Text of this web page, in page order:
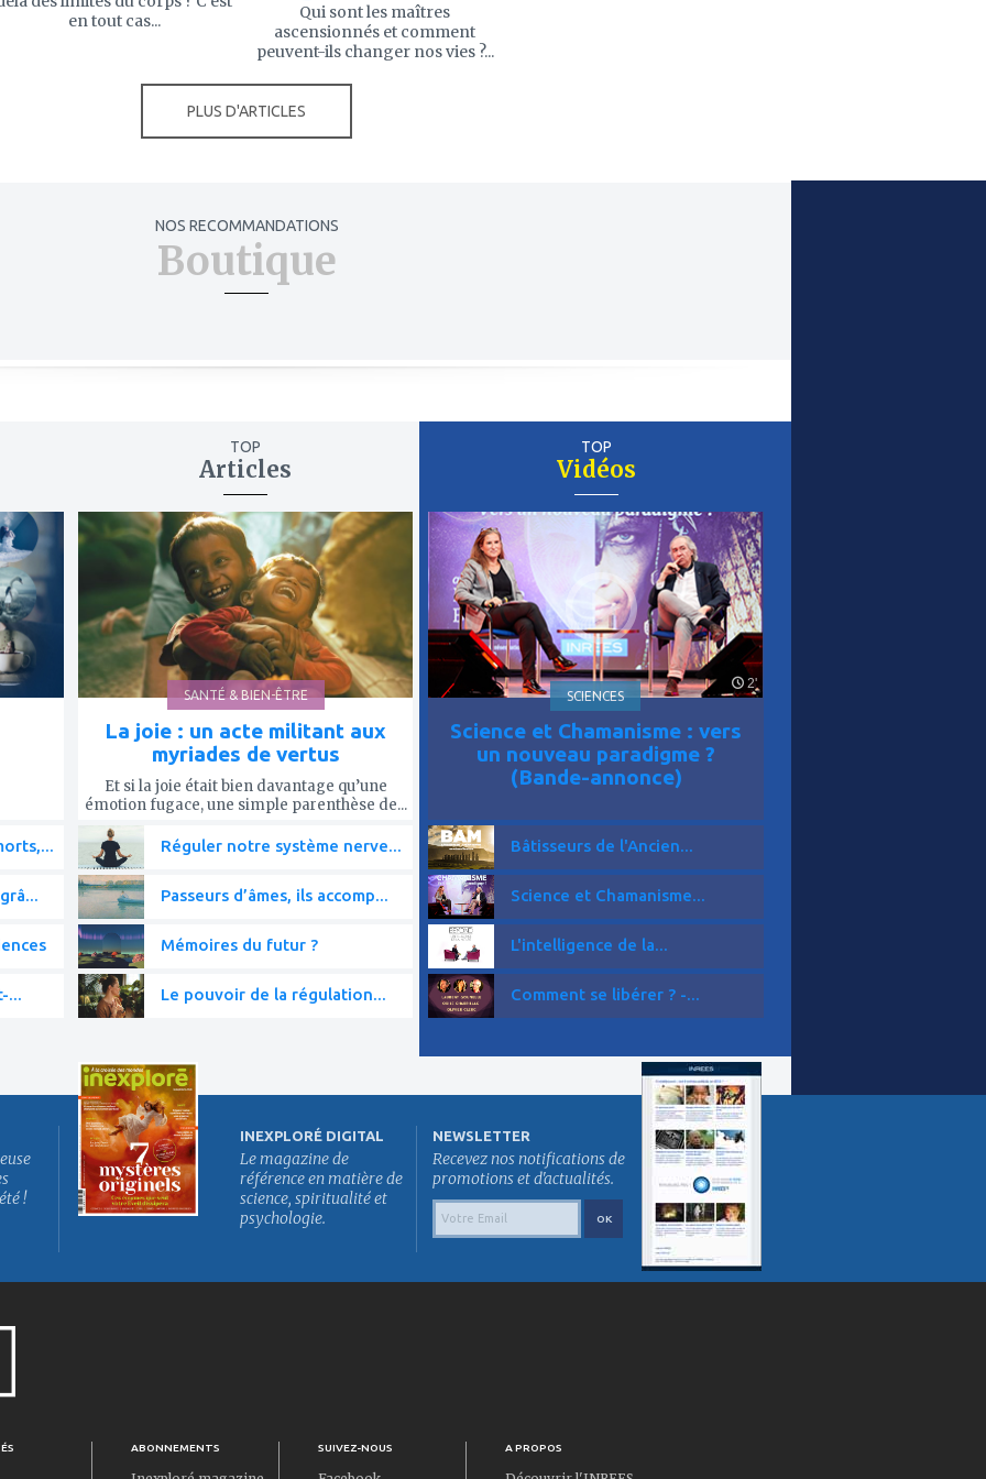
en tout cas...
Qui sont les maîtres
ascensionnés et comment
peuvent-ils changer nos vies ?...
PLUS D'ARTICLES
NOS RECOMMANDATIONS
Boutique
...
TOP
Articles
mes
SANTÉ & BIEN-ÊTRE
La joie : un acte militant aux
myriades de vertus
Et si la joie était bien davantage qu’une
émotion fugace, une simple parenthèse de...
Réguler notre système nerve...
Passeurs d’âmes, ils accomp...
Mémoires du futur ?
Le pouvoir de la régulation...
TOP
Vidéos
à
mes
favoris
2'
SCIENCES
Science et Chamanisme : vers
un nouveau paradigme ?
(Bande-annonce)
Bâtisseurs de l'Ancien...
Science et Chamanisme...
L'intelligence de la...
Comment se libérer ? -...
!
INEXPLORÉ DIGITAL
Le magazine de
référence en matière de
science, spiritualité et
psychologie.
NEWSLETTER
Recevez nos notifications de
promotions et d'actualités.
ABONNEMENTS SUIVEZ-NOUS A PROPOS